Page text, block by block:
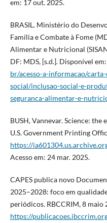
em: 17 out. 2025.
BRASIL. Ministério do
Família e Combate à Fome
Alimentar e Nutricional
DF: MDS, [s.d.]. Disponível em:
br/acesso-a-informacao/
social/inclusao-social-e-
seguranca-alimentar-e-
BUSH, Vannevar. Science:
U.S. Government Printing
https://
Acesso em: 24 mar. 2025.
CAPES publica novo
2025–2028: foco em
periódicos. RBCCRIM, 8 maio
https://